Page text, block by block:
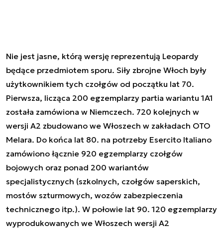
Nie jest jasne, którą wersję reprezentują Leopardy
będące przedmiotem sporu. Siły zbrojne Włoch były
użytkownikiem tych czołgów od początku lat 70.
Pierwsza, licząca 200 egzemplarzy partia wariantu 1A1
została zamówiona w Niemczech. 720 kolejnych w
wersji A2 zbudowano we Włoszech w zakładach OTO
Melara. Do końca lat 80. na potrzeby Esercito Italiano
zamówiono łącznie 920 egzemplarzy czołgów
bojowych oraz ponad 200 wariantów
specjalistycznych (szkolnych, czołgów saperskich,
mostów szturmowych, wozów zabezpieczenia
technicznego itp.). W połowie lat 90. 120 egzemplarzy
wyprodukowanych we Włoszech wersji A2